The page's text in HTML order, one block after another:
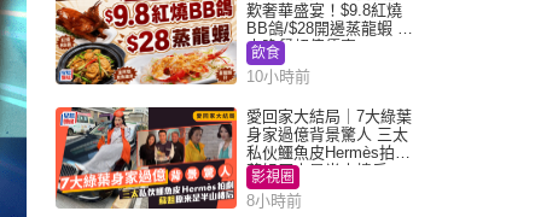
歎奢華盛宴！$9.8紅燒
BB鴿/$28開邊蒸龍蝦 3
大晚餐超值優惠
飲食
10小時前
愛回家大結局｜7大綠葉
身家過億背景驚人 三太
私伙鱷魚皮Hermès拍劇
蘇姐原來是半山樓后
影視圈
8小時前